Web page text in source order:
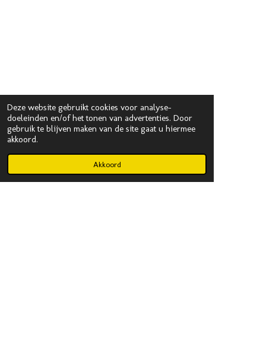
Deze website gebruikt cookies voor analyse-
doeleinden en/of het tonen van advertenties. Door
gebruik te blijven maken van de site gaat u hiermee
akkoord.
Akkoord